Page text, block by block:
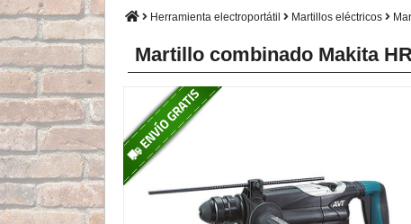
Herramienta electroportátil Martillos eléctricos
Martillo combinado Makita